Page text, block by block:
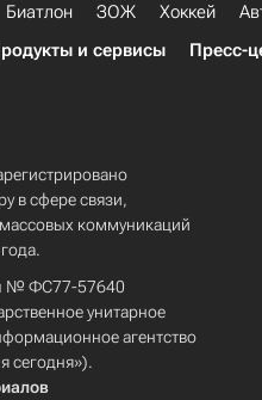
Биатлон ЗОЖ Хоккей
и сервисы Пресс-
в сфере связи,
коммуникаций
№ ФС77-57640
унитарное
агентство
сегодня»).